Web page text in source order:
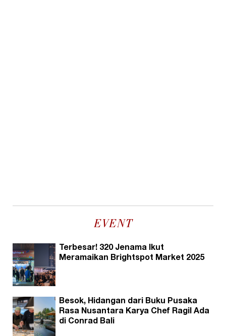
EVENT
Terbesar! 320 Jenama Ikut
Meramaikan Brightspot Market 2025
Besok, Hidangan dari Buku Pusaka
Rasa Nusantara Karya Chef Ragil Ada
di Conrad Bali